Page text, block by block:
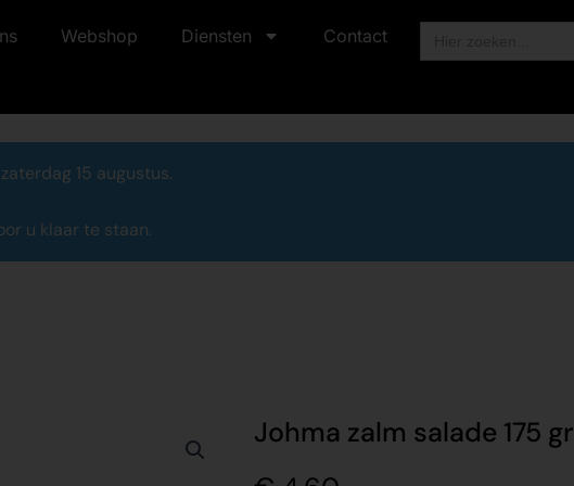
Webshop Diensten Contact
Zoek
15 augustus.
u klaar te staan.
Johma zalm salade 175 gr